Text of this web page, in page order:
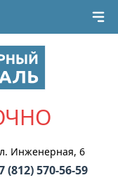
Инженерная, 6
(812) 570-56-59